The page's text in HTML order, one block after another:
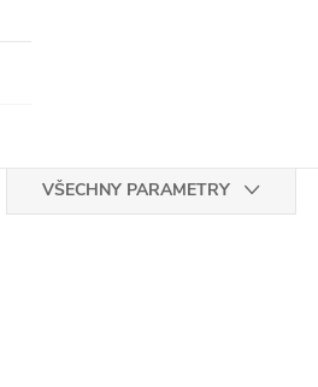
VŠECHNY PARAMETRY